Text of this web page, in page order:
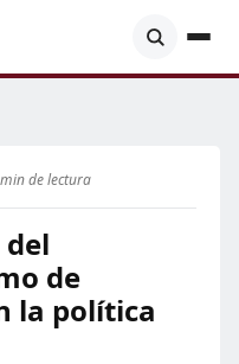
de lectura
de
la política